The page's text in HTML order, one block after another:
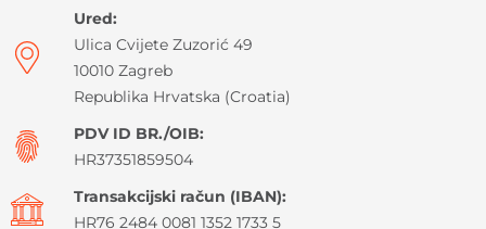
Ured:
Ulica Cvijete Zuzorić 49
10010 Zagreb
Republika Hrvatska (Croatia)
PDV ID BR./OIB:
HR37351859504
Transakcijski račun (IBAN):
HR76 2484 0081 1352 1733 5